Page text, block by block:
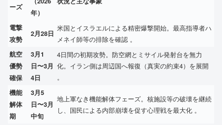
ーズ
年）
電撃
攻勢
2月28日
米国とイスラエルによる精密爆撃開始。最高指導者ハ
メネイ師等の排除を確認 。
航空
優勢
確保
3月1
日〜3月
4日
4日間の初期攻勢。防空網とミサイル発射台を無力
化。イラン側は周辺国へ報復（真実の約束4）を展開
。
機能
解体
期
3月5
日〜3月
中旬
地上軍なき機能解体フェーズ。核施設等の破壊を継続
し、国民による内部崩壊を促す心理戦を最大化 。